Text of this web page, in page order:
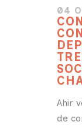
04
Ahir
de